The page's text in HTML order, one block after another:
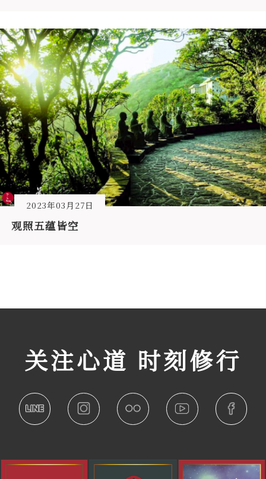
2023年03月27日
观照五蕴皆空
关注心道 时刻修行